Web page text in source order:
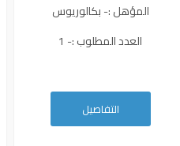
المؤهل :- بكالوريوس
العدد المطلوب :- 1
التفاصيل